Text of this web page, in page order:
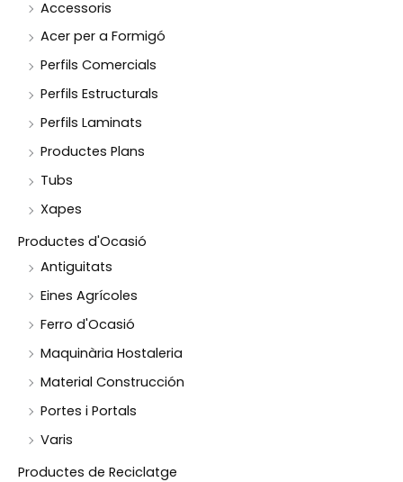
Accessoris
Acer per a Formigó
Perfils Comercials
Perfils Estructurals
Perfils Laminats
Productes Plans
Tubs
Xapes
Productes d'Ocasió
Antiguitats
Eines Agrícoles
Ferro d'Ocasió
Maquinària Hostaleria
Material Construcción
Portes i Portals
Varis
Productes de Reciclatge